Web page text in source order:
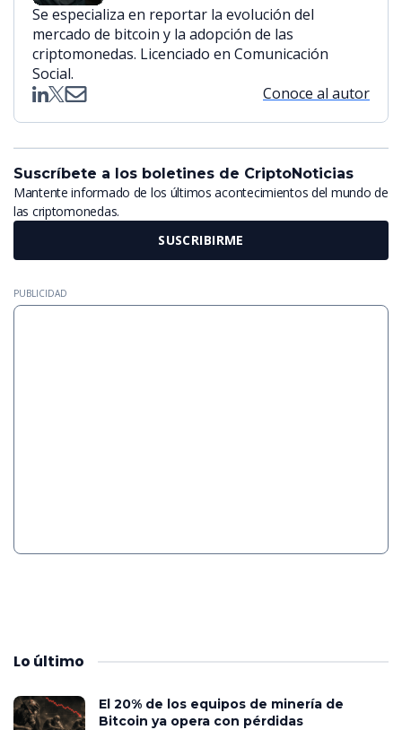
Se especializa en reportar la evolución del
mercado de bitcoin y la adopción de las
criptomonedas. Licenciado en Comunicación
Social.
Conoce al autor
Suscríbete a los boletines de CriptoNoticias
Mantente informado de los últimos acontecimientos del mundo de
las criptomonedas.
SUSCRIBIRME
PUBLICIDAD
Lo último
El 20% de los equipos de minería de
Bitcoin ya opera con pérdidas